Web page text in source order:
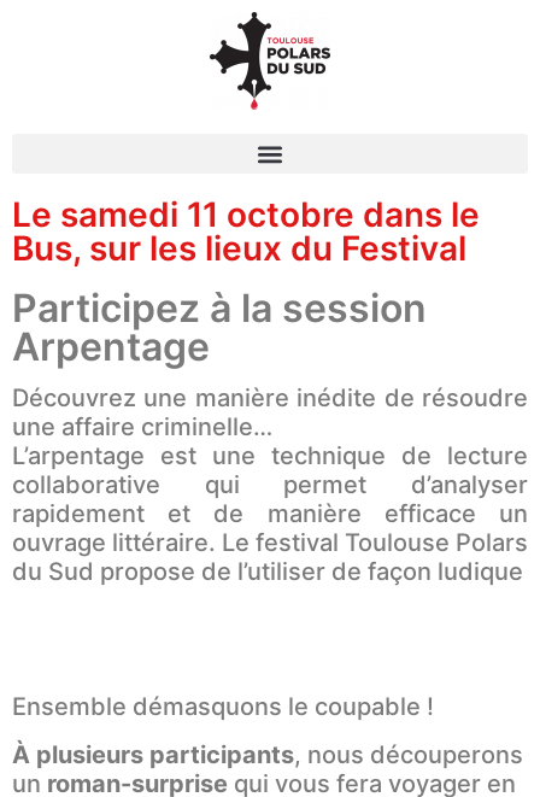
Le samedi 11 octobre dans le
Bus, sur les lieux du Festival
Participez à la session
Arpentage
Découvrez une manière inédite de résoudre
une affaire criminelle…
L’arpentage est une technique de lecture
collaborative qui permet d’analyser
rapidement et de manière efficace un
ouvrage littéraire. Le festival Toulouse Polars
du Sud propose de l’utiliser de façon ludique
Ensemble démasquons le coupable !
À plusieurs participants, nous découperons
un roman-surprise qui vous fera voyager en